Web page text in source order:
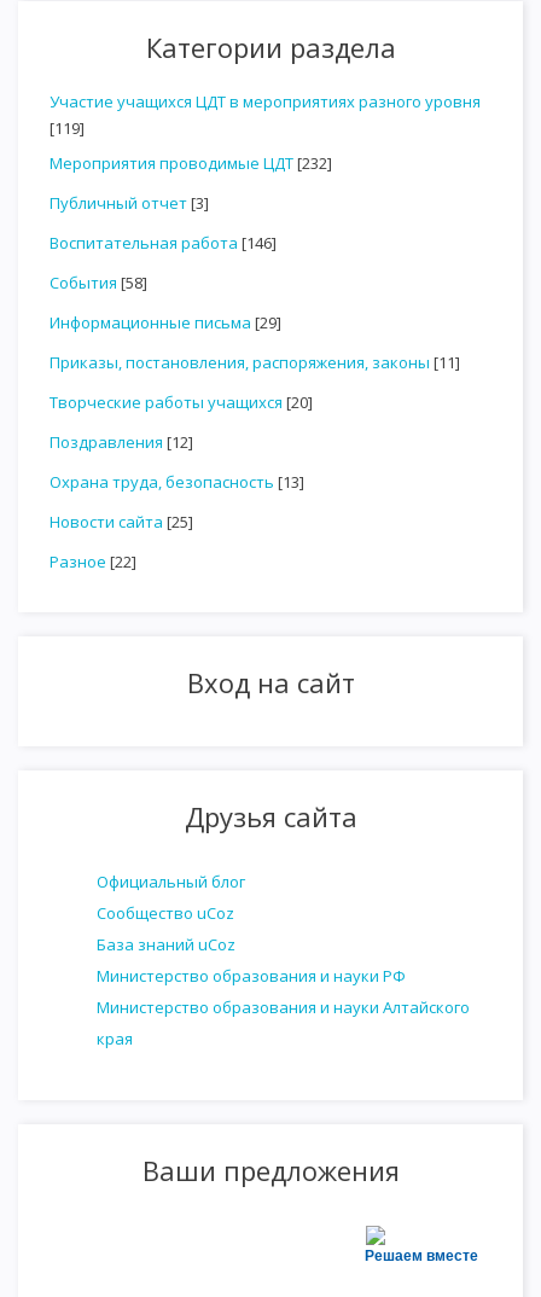
Категории раздела
Участие учащихся ЦДТ в мероприятиях разного уровня
[119]
Мероприятия проводимые ЦДТ[232]
Публичный отчет[3]
Воспитательная работа [146]
События [58]
Информационные письма [29]
Приказы, постановления, распоряжения, законы [11]
Творческие работы учащихся [20]
Поздравления [12]
Охрана труда, безопасность [13]
Новости сайта [25]
Разное [22]
Вход на сайт
Друзья сайта
Официальный блог
Сообщество uCoz
База знаний uCoz
Министерство образования и науки РФ
Министерство образования и науки Алтайского
края
Ваши предложения
Решаем вместе